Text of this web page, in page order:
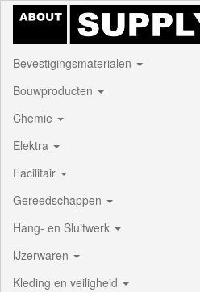
Bevestigingsmaterialen
Bouwproducten
Chemie
Elektra
Facilitair
Gereedschappen
Hang- en Sluitwerk
IJzerwaren
Kleding en veiligheid